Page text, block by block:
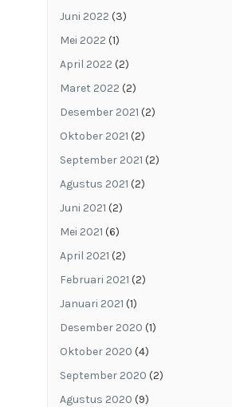
Juni 2022 (3)
Mei 2022 (1)
April 2022 (2)
Maret 2022 (2)
Desember 2021 (2)
Oktober 2021 (2)
September 2021 (2)
Agustus 2021 (2)
Juni 2021 (2)
Mei 2021 (6)
April 2021 (2)
Februari 2021 (2)
Januari 2021 (1)
Desember 2020 (1)
Oktober 2020 (4)
September 2020 (2)
Agustus 2020 (9)